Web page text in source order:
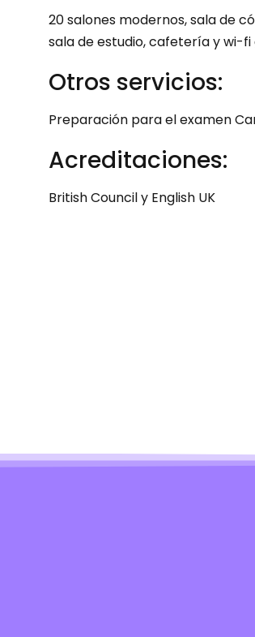
20 salones modernos, sala de
sala de estudio, cafetería y wi-
Otros servicios:
Preparación para el examen
Acreditaciones:
British Council y English UK